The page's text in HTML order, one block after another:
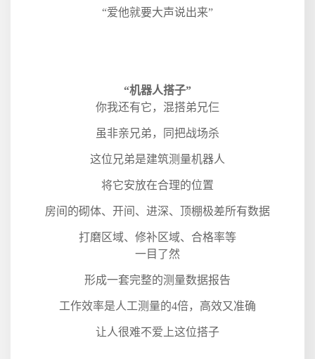
“爱他就要大声说出来”
“机器人搭子”
你我还有它，混搭弟兄仨
虽非亲兄弟，同把战场杀
这位兄弟是建筑测量机器人
将它安放在合理的位置
房间的砌体、开间、进深、顶棚极差所有数据
打磨区域、修补区域、合格率等
一目了然
形成一套完整的测量数据报告
工作效率是人工测量的4倍，高效又准确
让人很难不爱上这位搭子